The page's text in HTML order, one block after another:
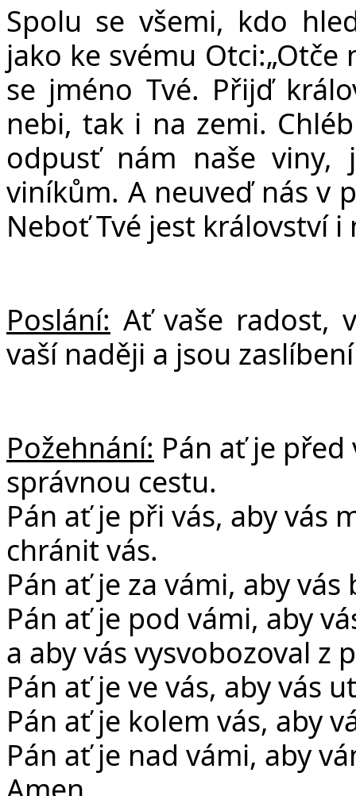
Spolu se všemi, kdo
jako ke svému Otci:„Otče
se jméno Tvé. Přijď
nebi, tak i na zemi.
odpusťnám naše viny,
viníkům. A neuveďnás v
NeboťTvé jest království i
Poslání: Ať vaše radost,
vaší naději a jsou
Požehnání: Pán ať je
správnou cestu.
Pán ať je při vás, aby vás
chránit vás.
Pán ať je za vámi, aby
Pán ať je pod vámi, aby
a aby vás vysvobozoval z
Pán ať je ve vás, aby vás
Pán ať je kolem vás, aby
Pán ať je nad vámi, aby